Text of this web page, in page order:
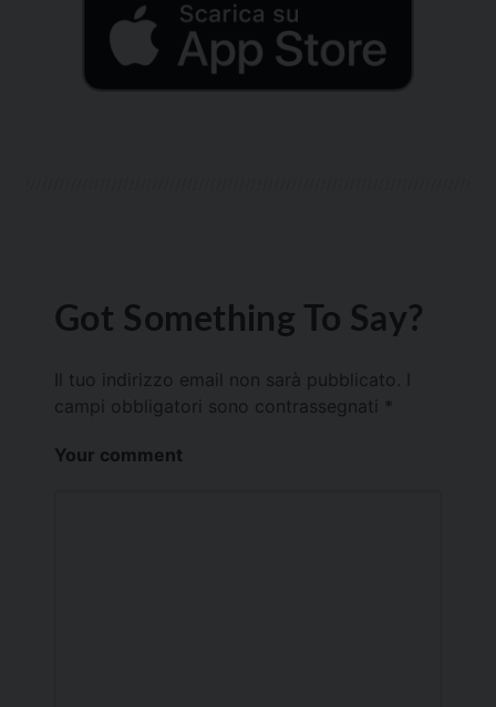
Got Something To Say?
Il tuo indirizzo email non sarà pubblicato.
campi obbligatori sono contrassegnati *
Your comment